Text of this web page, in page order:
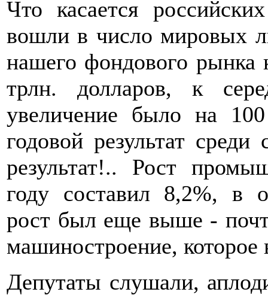
Что касается
вошли в число мировых
нашего фондового рынка
трлн. долларов, к
увеличение было на
годовой результат
результат!.. Рост
году составил 8,2%, в
рост был еще выше -
машиностроение, которое
Депутаты слушали,